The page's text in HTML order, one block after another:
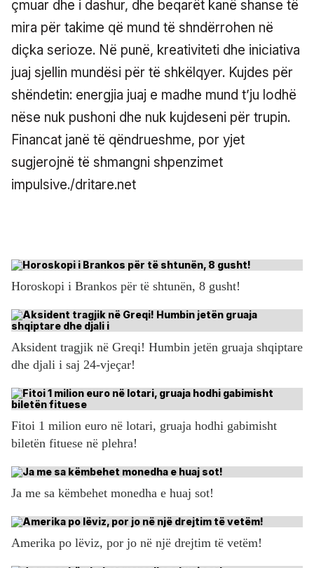
çmuar dhe i dashur, dhe beqarët kanë shanse të
mira për takime që mund të shndërrohen në
diçka serioze. Në punë, kreativiteti dhe iniciativa
juaj sjellin mundësi për të shkëlqyer. Kujdes për
shëndetin: energjia juaj e madhe mund t’ju lodhë
nëse nuk pushoni dhe nuk kujdeseni për trupin.
Financat janë të qëndrueshme, por yjet
sugjerojnë të shmangni shpenzimet
impulsive./dritare.net
Horoskopi i Brankos për të shtunën, 8 gusht!
Aksident tragjik në Greqi! Humbin jetën gruaja shqiptare
dhe djali i saj 24-vjeçar!
Fitoi 1 milion euro në lotari, gruaja hodhi gabimisht
biletën fituese në plehra!
Ja me sa këmbehet monedha e huaj sot!
Amerika po lëviz, por jo në një drejtim të vetëm!